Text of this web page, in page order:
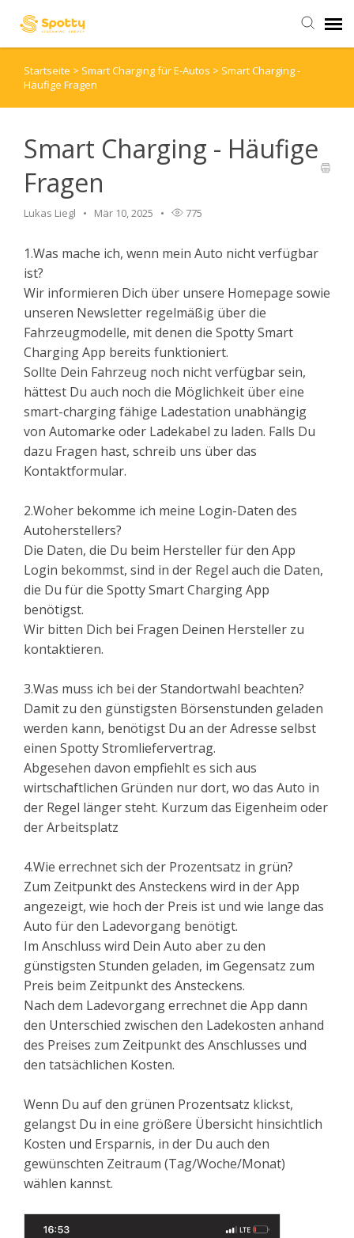
Stromangebot
Startseite > Smart Charging für E-Autos > Smart Charging -
Häufige Fragen
Smart Charging - Häufige
Fragen
Lukas Liegl Mär 10, 2025 775
1.Was mache ich, wenn mein Auto nicht verfügbar
ist?
Wir informieren Dich über unsere Homepage sowie
unseren Newsletter regelmäßig über die
Fahrzeugmodelle, mit denen die Spotty Smart
Charging App bereits funktioniert.
Sollte Dein Fahrzeug noch nicht verfügbar sein,
hättest Du auch noch die Möglichkeit über eine
smart-charging fähige Ladestation unabhängig
von Automarke oder Ladekabel zu laden. Falls Du
dazu Fragen hast, schreib uns über das
Kontaktformular.
2.Woher bekomme ich meine Login-Daten des
Autoherstellers?
Die Daten, die Du beim Hersteller für den App
Login bekommst, sind in der Regel auch die Daten,
die Du für die Spotty Smart Charging App
benötigst.
Wir bitten Dich bei Fragen Deinen Hersteller zu
kontaktieren.
3.Was muss ich bei der Standortwahl beachten?
Damit zu den günstigsten Börsenstunden geladen
werden kann, benötigst Du an der Adresse selbst
einen Spotty Stromliefervertrag.
Abgesehen davon empfiehlt es sich aus
wirtschaftlichen Gründen nur dort, wo das Auto in
der Regel länger steht. Kurzum das Eigenheim oder
der Arbeitsplatz
4.Wie errechnet sich der Prozentsatz in grün?
Zum Zeitpunkt des Ansteckens wird in der App
angezeigt, wie hoch der Preis ist und wie lange das
Auto für den Ladevorgang benötigt.
Im Anschluss wird Dein Auto aber zu den
günstigsten Stunden geladen, im Gegensatz zum
Preis beim Zeitpunkt des Ansteckens.
Nach dem Ladevorgang errechnet die App dann
den Unterschied zwischen den Ladekosten anhand
des Preises zum Zeitpunkt des Anschlusses und
den tatsächlichen Kosten.
Wenn Du auf den grünen Prozentsatz klickst,
gelangst Du in eine größere Übersicht hinsichtlich
Kosten und Ersparnis, in der Du auch den
gewünschten Zeitraum (Tag/Woche/Monat)
wählen kannst.